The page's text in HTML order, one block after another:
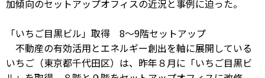
加傾向のセットアップオフィスの近況と事例に迫った。
「いちご目黒ビル」取得 8～9階セットアップ
不動産の有効活用とエネルギー創出を軸に展開している
いちご（東京都千代田区）は、昨年８月に「いちご目黒ビ